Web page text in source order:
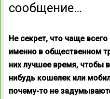
сообщение…
Не секрет, что чаще
именно в общественном
них лучшее время, чтобы
нибудь кошелек или
почему-то не